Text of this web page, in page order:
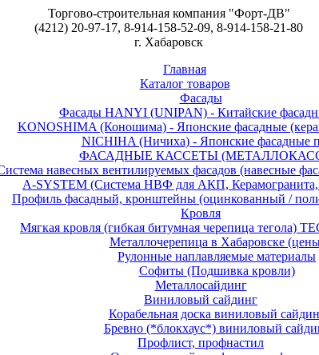
Торгово-строительная компания "Форт-ДВ"
(4212) 20-97-17, 8-914-158-52-09, 8-914-158-21-80
г. Хабаровск
Главная
Каталог товаров
Фасады
Фасады HANYI (UNIPAN) - Китайские
KONOSHIMA (Коношима) - Японские фасадные
NICHIHA (Ничиха) - Японские фасадные
ФАСАДНЫЕ КАССЕТЫ
навесных вентилируемых фасадов (навесные
A-SYSTEM (Система НВФ для АКП,
Профиль фасадный, кронштейны (оцинкованный /
Кровля
Мягкая кровля (гибкая битумная черепица тегола)
Металлочерепица в Хабаровске
Рулонные наплавляемые материалы
Софиты (Подшивка кровли)
Металлосайдинг
Виниловый сайдинг
Корабельная доска виниловый
Бревно (*блокхаус*) виниловый
Профлист, профнастил